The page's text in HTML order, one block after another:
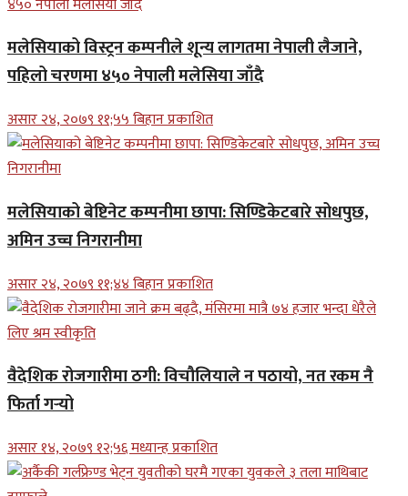
मलेसियाको विस्ट्रन कम्पनीले शून्य लागतमा नेपाली लैजाने,
पहिलो चरणमा ४५० नेपाली मलेसिया जाँदै
असार २४, २०७९ ११;५५ बिहान प्रकाशित
मलेसियाको बेष्टिनेट कम्पनीमा छापा: सिण्डिकेटबारे सोधपुछ,
अमिन उच्च निगरानीमा
असार २४, २०७९ ११;४४ बिहान प्रकाशित
वैदेशिक रोजगारीमा ठगी: विचौलियाले न पठायो, नत रकम नै
फिर्ता गर्‍यो
असार १४, २०७९ १२;५६ मध्यान्ह प्रकाशित